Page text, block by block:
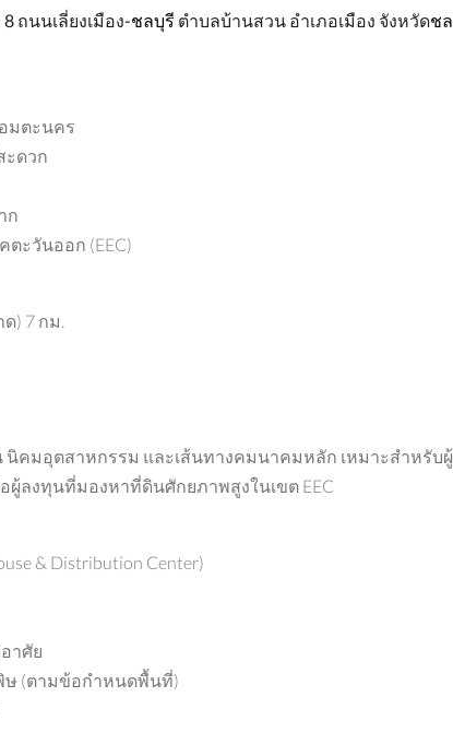
8 ถนนเลี่ยงเมือง-ชลบุรี ตำบลบ้านสวน อำเภอเมือง จังหวัดชล
มตะนคร
ะดวก
ก
ะวันออก (EEC)
) 7 กม.
นิคมอุตสาหกรรม และเส้นทางคมนาคมหลัก เหมาะสำหรับผู้
ลงทุนที่มองหาที่ดินศักยภาพสูงในเขต EEC
& Distribution Center)
าศัย
ษ (ตามข้อกำหนดพื้นที่)